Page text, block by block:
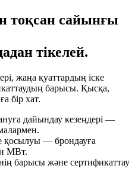
тоқсан сайынғы
тікелей.
жаңа қуаттардың іске
барысы. Қысқа,
бір хат.
дайындау кезеңдері —
қосылуы — брондауға
МВт.
барысы және сертификаттау